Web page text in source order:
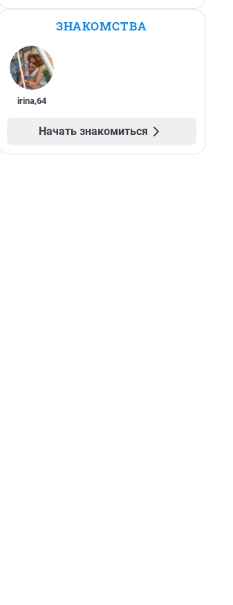
ЗНАКОМСТВА
irina,64
Начать знакомиться